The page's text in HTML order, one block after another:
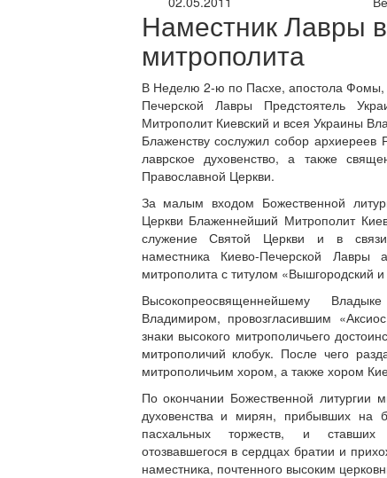
Наместник Лавры
митрополита
В Неделю 2-ю по Пасхе, апостола
Печерской Лавры Предстоятель
Митрополит Киевский и всея Украины
Блаженству сослужил собор архиереев
лаврское духовенство, а также
Православной Церкви.
За малым входом Божественной
Церкви Блаженнейший Митрополит
служение Святой Церкви и в
наместника Киево-Печерской Лавры
митрополита с титулом «Вышгородский
Высокопреосвященнейшему
Владимиром, провозгласившим
знаки высокого митрополичьего
митрополичий клобук. После чего
митрополичьим хором, а также хором
По окончании Божественной литургии
духовенства и мирян, прибывших на
пасхальных торжеств, и ставших
отозвавшегося в сердцах братии и
наместника, почтенного высоким